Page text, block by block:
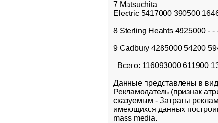
7 Matsuchita
Electric 5417000 390500
8 Sterling Heahts 4925000 - -
9 Cadbury 4285000 54200
Всего: 116093000 611900
Данные представлены в
Рекламодатель (признак
сказуемым - Затраты
имеющихся данных
mass media.